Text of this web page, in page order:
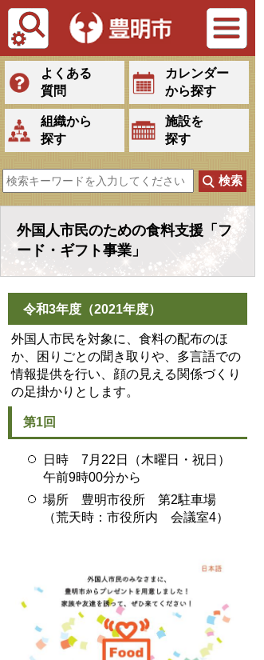
Tiếng Việt
よくある
質問
カレンダー
から探す
組織から
探す
施設を
探す
外国人市民のための食料支援「フ
ード・ギフト事業」
令和3年度（2021年度）
外国人市民を対象に、食料の配布のほ
か、困りごとの聞き取りや、多言語での
情報提供を行い、顔の見える関係づくり
の足掛かりとします。
第1回
日時 7月22日（木曜日・祝日）
午前9時00分から
場所 豊明市役所 第2駐車場
（荒天時：市役所内 会議室4）